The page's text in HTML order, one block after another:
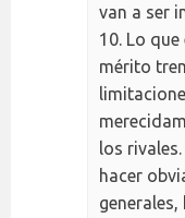
van a ser
10. Lo
mérito
los
hacer